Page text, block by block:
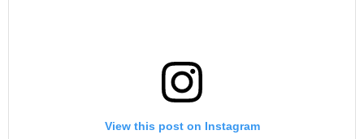
View this post on Instagram